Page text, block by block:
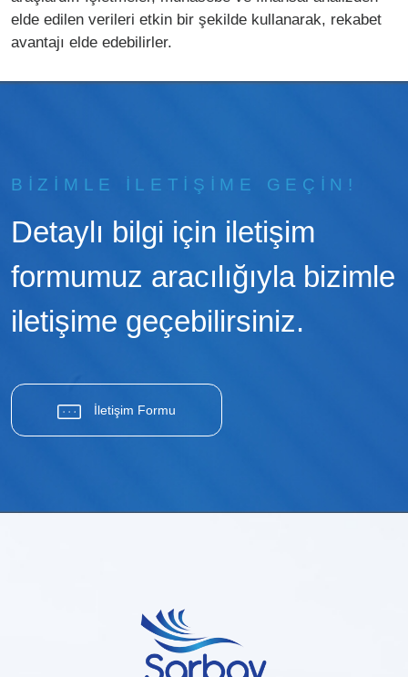
elde edilen verileri etkin bir şekilde kullanarak, rekabet
avantajı elde edebilirler.
BİZİMLE İLETİŞİME GEÇİN!
Detaylı bilgi için iletişim
formumuz aracılığıyla bizimle
iletişime geçebilirsiniz.
İletişim Formu